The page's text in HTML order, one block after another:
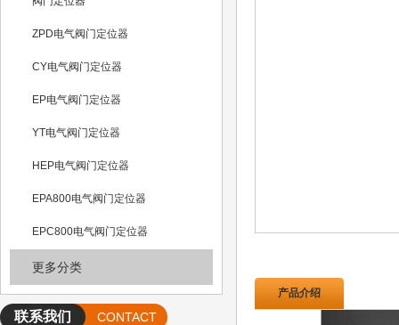
ZPD电气阀门定位器
CY电气阀门定位器
EP电气阀门定位器
YT电气阀门定位器
HEP电气阀门定位器
EPA800电气阀门定位器
EPC800电气阀门定位器
更多分类
联系我们 CONTACT
产品介绍